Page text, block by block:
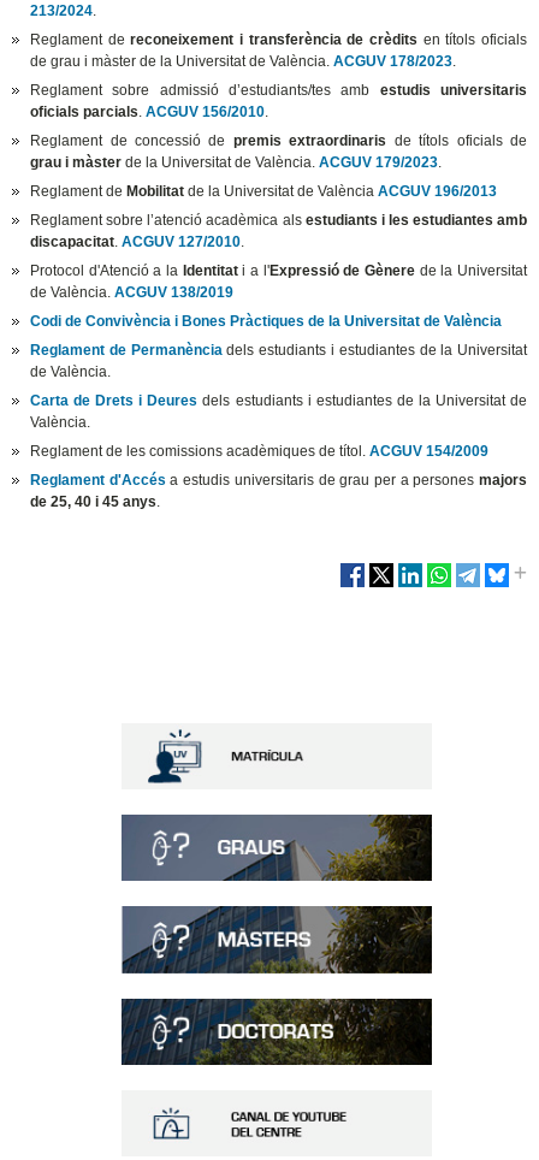
213/2024.
Reglament dereconeixement i transferència de crèdits en títols oficials
de grau i màster de la Universitat de València.ACGUV 178/2023.
Reglament sobre admissió d’estudiants/tes amb estudis universitaris
oficials parcials.ACGUV 156/2010.
Reglament de concessió de premis extraordinaris de títols oficials de
grau i màster de la Universitat de València.ACGUV 179/2023.
Reglament de Mobilitat de la Universitat de ValènciaACGUV 196/2013
Reglament sobre l’atenció acadèmica als estudiants i les estudiantes amb
discapacitat.ACGUV 127/2010.
Protocol d'Atenció a la Identitati a l'Expressió de Gènere de la Universitat
de València.ACGUV 138/2019
Codi de Convivència i Bones Pràctiques de la Universitat de València
Reglament de Permanènciadels estudiants i estudiantes de la Universitat
de València.
Carta de Drets i Deures dels estudiants i estudiantes de la Universitat de
València.
Reglament de les comissions acadèmiques de títol.ACGUV 154/2009
Reglament d'Accés a estudis universitaris de grau per a personesmajors
de 25, 40 i 45 anys.